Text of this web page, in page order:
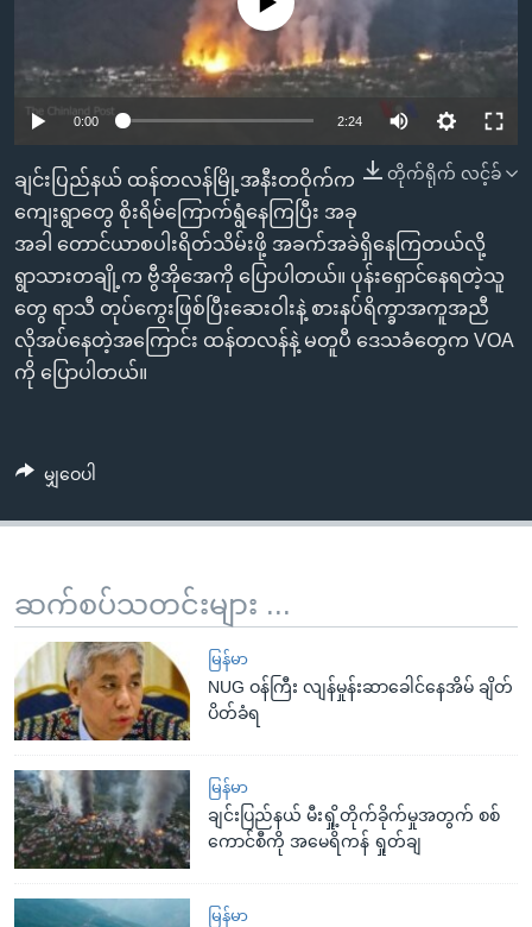
ကြည့်
ရှာဖွေ
ရန်
နေရာ
သို့
ကျော်
ရန်
ဗွီအိုအေ လူမှုကွန်ယက်များ
ဘာသာစကားများ
0:00 2:24
တိုက်ရိုက် လင့်ခ်
ချင်းပြည်နယ် ထန်တလန်မြို့အနီးတဝိုက်က
ကျေးရွာတွေ စိုးရိမ်ကြောက်ရွံနေကြပြီး အခု
အခါ တောင်ယာစပါးရိတ်သိမ်းဖို့ အခက်အခဲရှိနေကြတယ်လို့
ရွာသားတချို့က ဗွီအိုအေကို ပြောပါတယ်။ ပုန်းရှောင်နေရတဲ့သူ
တွေ ရာသီ တုပ်ကွေးဖြစ်ပြီးဆေးဝါးနဲ့ စားနပ်ရိက္ခာအကူအညီ
လိုအပ်နေတဲ့အကြောင်း ထန်တလန်နဲ့ မတူပီ ဒေသခံတွေက VOA
ကို ပြောပါတယ်။
မျှဝေပါ
ဆက်စပ်သတင်းများ ...
မြန်မာ
NUG ဝန်ကြီး လျန်မှုန်းဆာခေါင်နေအိမ် ချိတ်
ပိတ်ခံရ
မြန်မာ
ချင်းပြည်နယ် မီးရှို့တိုက်ခိုက်မှုအတွက် စစ်
ကောင်စီကို အမေရိကန် ရှုတ်ချ
မြန်မာ